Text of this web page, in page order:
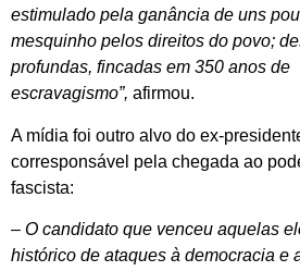
estimulado pela ganância de uns
mesquinho pelos direitos do povo;
profundas, fincadas em 350 anos de
escravagismo”, afirmou.
A mídia foi outro alvo do ex-
corresponsável pela chegada ao
fascista:
– O candidato que venceu aquelas
histórico de ataques à democracia e